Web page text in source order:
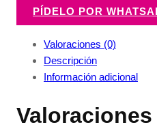
PÍDELO POR
Valoraciones (0)
Descripción
Información adicional
Valoraciones